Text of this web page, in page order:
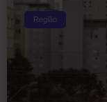
Região